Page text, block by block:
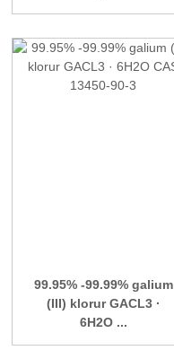
99.95% -99.99% galium
(III) klorur GACL3 ·
6H2O ...